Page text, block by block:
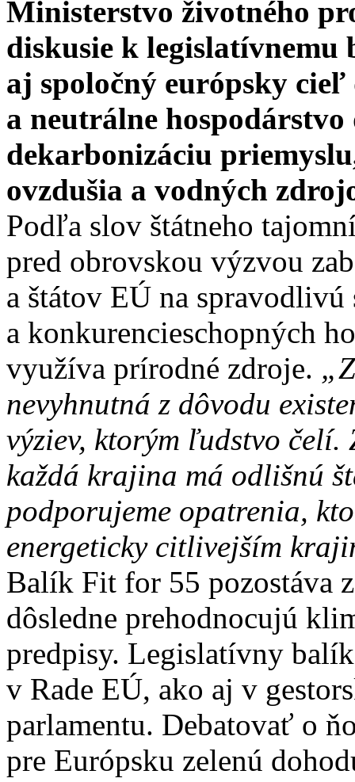
Ministerstvo životného
diskusie k
aj spoločný európsky
a neutrálne
dekarbonizáciu
ovzdušia a vodných
Podľa slov štátneho
pred obrovskou výzvou
a štátov EÚ na
a konkurencieschopných
využíva prírodné zdroje.
nevyhnutná z dôvodu
výziev, ktorým ľudstvo čelí.
každá krajina má odlišnú
podporujeme opatrenia,
energeticky citlivejším
Balík Fit for 55 pozostáva
dôsledne prehodnocujú
predpisy. Legislatívny
v Rade EÚ, ako aj v
parlamentu. Debatovať o
pre Európsku zelenú